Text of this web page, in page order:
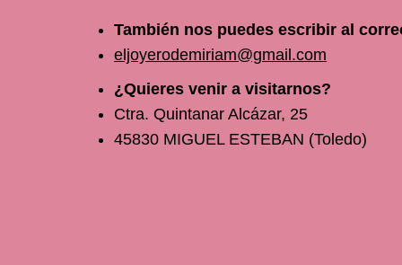
También nos puedes escribir al
eljoyerodemiriam@gmail.com
¿Quieres venir a visitarnos?
Ctra. Quintanar Alcázar, 25
45830 MIGUEL ESTEBAN (Toledo)